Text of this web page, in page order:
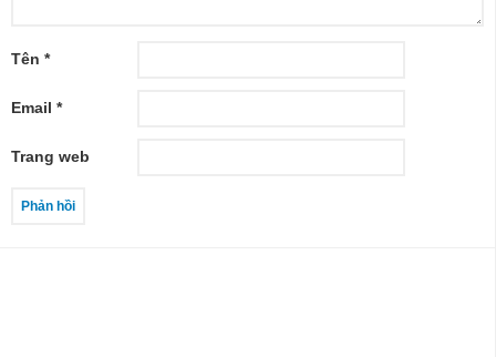
Tên *
Email *
Trang web